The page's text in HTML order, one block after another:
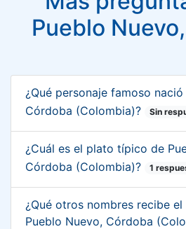
Pueblo
¿Qué personaje famoso
Córdoba (Colombia)?
Sin
¿Cuál es el plato típico de
Córdoba (Colombia)?
1
¿Qué otros nombres recibe
Pueblo Nuevo, Córdoba